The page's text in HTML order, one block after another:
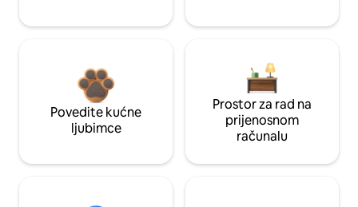
Povedite kućne
ljubimce
Prostor za rad na
prijenosnom
računalu